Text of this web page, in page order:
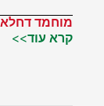
מוחמד
קרא עוד>>